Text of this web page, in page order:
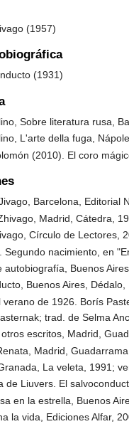
(1957)
(1931)
Sobre literatura rusa,
L'arte della fuga,
(2010). El coro
Barcelona, Editorial
Madrid, Cátedra,
Círculo de Lectores,
Segundo nacimiento, en
autobiografía, Buenos
Buenos Aires, Dédalo,
verano de 1926. Borís
trad. de Selma
escritos, Madrid,
Madrid,
La veleta, 1991;
de Liuvers. El
en la estrella, Buenos
la vida, Ediciones Alfar,